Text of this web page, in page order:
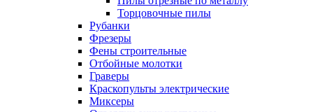
Торцовочные пилы
Рубанки
Фрезеры
Фены строительные
Отбойные молотки
Граверы
Краскопульты электрические
Миксеры